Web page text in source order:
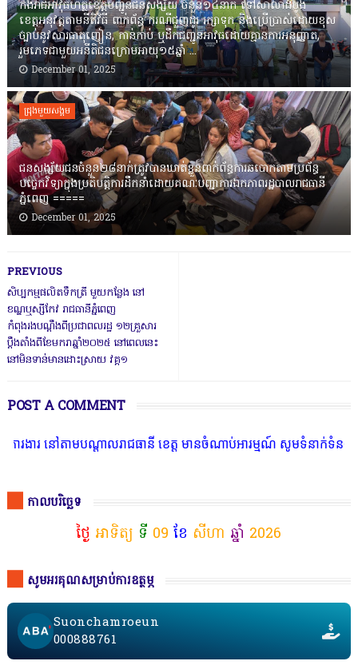
កងរាជឣាវុធហត្ថខេត្តបញ្ជូនជនសង្ស័យ ចំនួន១៤នាក់ ទៅសាលាដំបូង
ខេត្តឣនុវត្តតាមនីតិវិធី ពាក់ព័ន្ធ ករណីជួញដូរ រក្សាទុក និងប្រើប្រាស់ដោយខុស
ច្បាប់នូវសារធាតុញៀន, កាន់កាប់ ឬដឹកជញ្ជូនអាវុធដោយគ្មានការអនុញ្ញាត,
រួមភេទជាមួយអនីតិជនក្រោមអាយុ១៥ឆ្នាំ ...
December 01, 2025
ជ្រុងមួយសង្គម
ជនសង្ស័យជនចំនួន២៨នាក់ត្រូវបានឃាត់ខ្លួនពាក់ព័ន្ធការឆបោកតាមប្រព័ន្ធ
បច្ចេកវិទ្យាក្នុងប្រតិបត្តិការដឹកនាំដោយគណៈបញ្ជាការឯកភាពរដ្ឋបាលរាជធានី
ភ្នំពេញ ‎=====
December 01, 2025
PREVIOUS
សិប្បកម្មផលិតទឹកត្រី មួយកន្លែង នៅ
ខណ្ឌឬស្សីកែវ រាជធានីភ្នំពេញ
កំពុងរងបណ្តឹងពីប្រជាពលរដ្ឋ ១២គ្រួសារ
ប្តឹងតាំងពីខែមករាឆ្នាំ២០២៥ នៅពេលនេះ
នៅមិនទាន់មានដោះស្រាយ វគ្គ១
POST A COMMENT
តាលរាជធានី ខេត្ត មានចំណាប់អារម្មណ៍ សូមទំនាក់ទំនងតាមរយៈតេឡេក្
កាលបរិច្ឆេទ
ថ្ងៃ អាទិត្យ ទី 09 ខែ សីហា ឆ្នាំ 2026
សូមអរគុណសម្រាប់ការឧត្ថម្ភ
Suonchamroeun
000888761